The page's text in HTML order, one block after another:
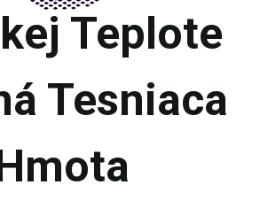
Teplote
Tesniaca